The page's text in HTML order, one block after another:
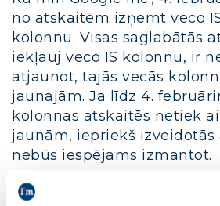
no atskaitēm izņemt veco
kolonnu. Visas saglabātās
iekļauj veco IS kolonnu, ir
atjaunot, tajās vecās
jaunajām. Ja līdz 4.
kolonnas atskaitēs netiek
jaunām, iepriekš izveidotās
nebūs iespējams izmantot.